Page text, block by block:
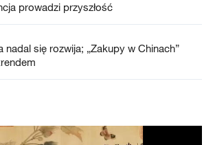
prowadzi przyszłość
się rozwija; „Zakupy w Chinach”